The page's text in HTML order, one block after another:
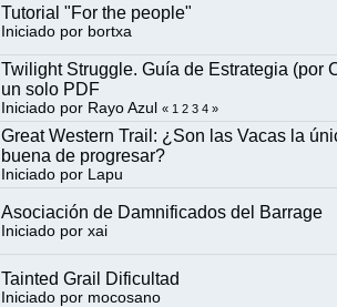
Tutorial "For the people"
Iniciado por bortxa
Twilight Struggle. Guía de Estrategia (por
un solo PDF
Iniciado por Rayo Azul « 1 2 3 4 »
Great Western Trail: ¿Son las Vacas la
buena de progresar?
Iniciado por Lapu
Asociación de Damnificados del Barrage
Iniciado por xai
Tainted Grail Dificultad
Iniciado por mocosano